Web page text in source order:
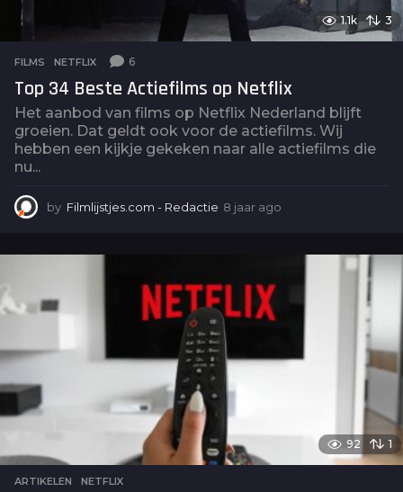
1.1k 3
FILMS ,NETFLIX 6
Top 34 Beste Actiefilms op Netflix
Het aanbod van films op Netflix Nederland blijft
groeien. Dat geldt ook voor de actiefilms. Wij
hebben een kijkje gekeken naar alle actiefilms die
nu...
by Filmlijstjes.com - Redactie 8 jaar ago
92 1
ARTIKELEN ,NETFLIX